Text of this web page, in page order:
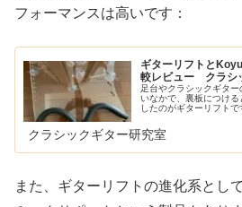
フォーマンスは高いです：
ギターリフトと
較レビュー クラシ
足台やクラシックギタ
いなかで、裏板につけ
したのがギターリフト
ギターリフトの半額以下
クラシックギター研究室
また、ギターリフトの進化系とし